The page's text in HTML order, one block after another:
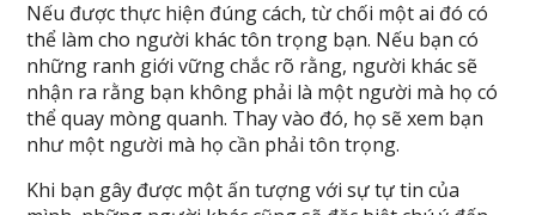
Nếu được thực hiện đúng cách, từ chối một ai đó có
thể làm cho người khác tôn trọng bạn. Nếu bạn có
những ranh giới vững chắc rõ rằng, người khác sẽ
nhận ra rằng bạn không phải là một người mà họ có
thể quay mòng quanh. Thay vào đó, họ sẽ xem bạn
như một người mà họ cần phải tôn trọng.
Khi bạn gây được một ấn tượng với sự tự tin của